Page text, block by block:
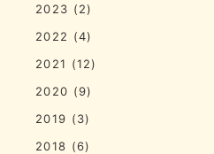
2023 (2)
2022 (4)
2021 (12)
2020 (9)
2019 (3)
2018 (6)